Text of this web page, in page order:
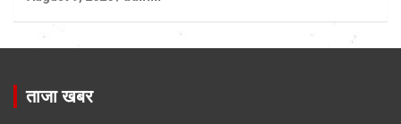
ताजा खबर